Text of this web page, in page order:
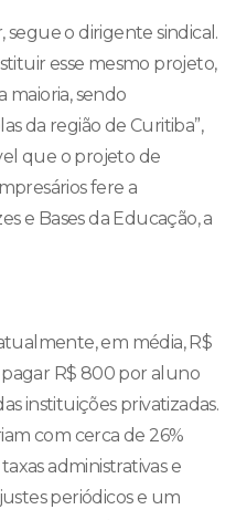
segue o dirigente sindical.
esse mesmo projeto,
maioria, sendo
da região de Curitiba”,
que o projeto de
fere a
e Bases da Educação, a
em média, R$
R$ 800 por aluno
instituições privatizadas.
com cerca de 26%
administrativas e
periódicos e um